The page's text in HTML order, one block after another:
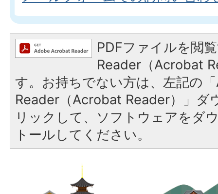
PDFファイルを閲
Reader（Acrobat
す。お持ちでない方は、左記の
Reader（Acrobat Reader）」ダ
リックして、ソフトウェアをダ
トールしてください。